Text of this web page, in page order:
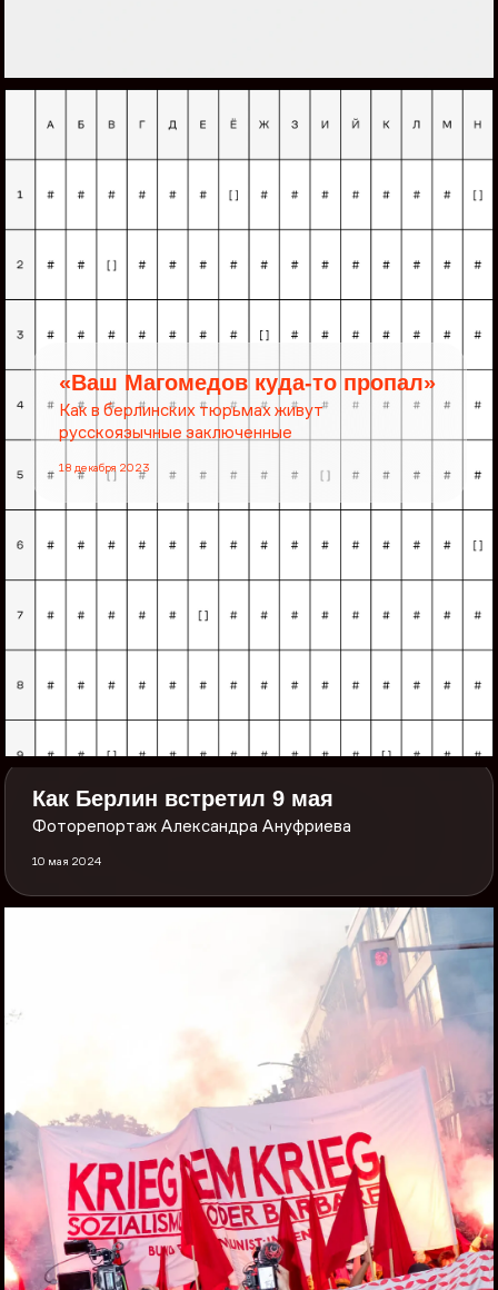
«Ваш Магомедов куда-то пропал»
Как в берлинских тюрьмах живут
русскоязычные заключенные
18 декабря 2023
Как Берлин встретил 9 мая
Фоторепортаж Александра Ануфриева
10 мая 2024